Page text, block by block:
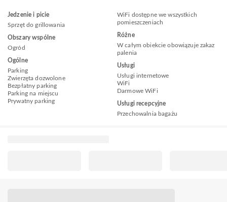
Jedzenie i picie
Sprzęt do grillowania
Obszary wspólne
Ogród
Ogólne
Parking
Zwierzęta dozwolone
Bezpłatny parking
Parking na miejscu
Prywatny parking
WiFi dostępne we wszystkich
pomieszczeniach
Różne
W całym obiekcie obowiązuje zakaz
palenia
Usługi
Usługi internetowe
WiFi
Darmowe WiFi
Usługi recepcyjne
Przechowalnia bagażu